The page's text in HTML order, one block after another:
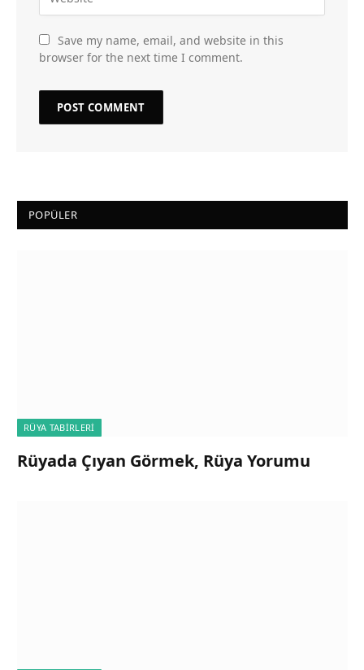
Save my name, email, and website in this
browser for the next time I comment.
POPÜLER
RÜYA TABIRLERI
Rüyada Çıyan Görmek, Rüya Yorumu